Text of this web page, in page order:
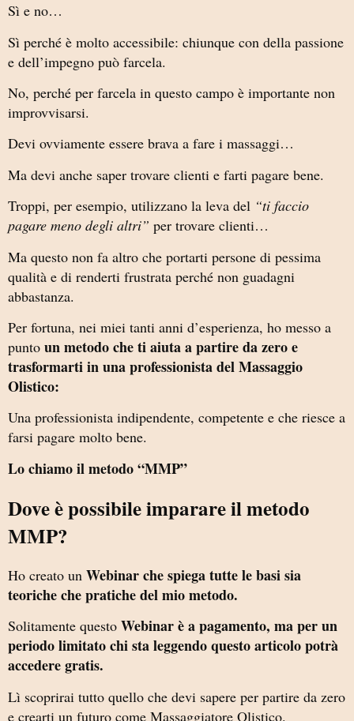
Sì e no…
Sì perché è molto accessibile: chiunque con della passione
e dell’impegno può farcela.
No, perché per farcela in questo campo è importante non
improvvisarsi.
Devi ovviamente essere brava a fare i massaggi…
Ma devi anche saper trovare clienti e farti pagare bene.
Troppi, per esempio, utilizzano la leva del “ti faccio
pagare meno degli altri” per trovare clienti…
Ma questo non fa altro che portarti persone di pessima
qualità e di renderti frustrata perché non guadagni
abbastanza.
Per fortuna, nei miei tanti anni d’esperienza, ho messo a
punto un metodo che ti aiuta a partire da zero e
trasformarti in una professionista del Massaggio
Olistico:
Una professionista indipendente, competente e che riesce a
farsi pagare molto bene.
Lo chiamo il metodo “MMP”
Dove è possibile imparare il metodo
MMP?
Ho creato un Webinar che spiega tutte le basi sia
teoriche che pratiche del mio metodo.
Solitamente questo Webinar è a pagamento, ma per un
periodo limitato chi sta leggendo questo articolo potrà
accedere gratis.
Lì scoprirai tutto quello che devi sapere per partire da zero
e crearti un futuro come Massaggiatore Olistico.